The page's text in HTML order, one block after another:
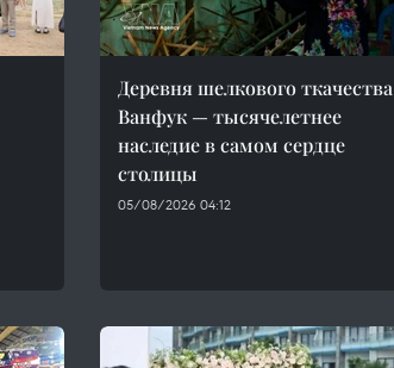
Деревня шелкового ткачества
Ванфук — тысячелетнее
наследие в самом сердце
столицы
05/08/2026 04:12